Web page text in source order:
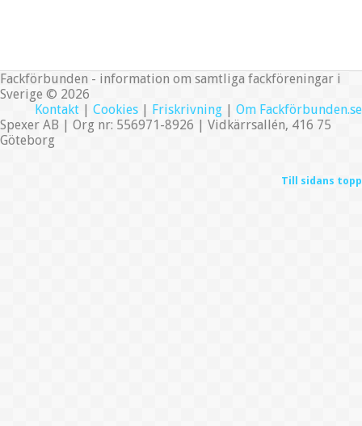
Fackförbunden - information om samtliga fackföreningar i
Sverige © 2026
Kontakt | Cookies | Friskrivning | Om Fackförbunden.se
Spexer AB | Org nr: 556971-8926 | Vidkärrsallén, 416 75
Göteborg
Till sidans topp